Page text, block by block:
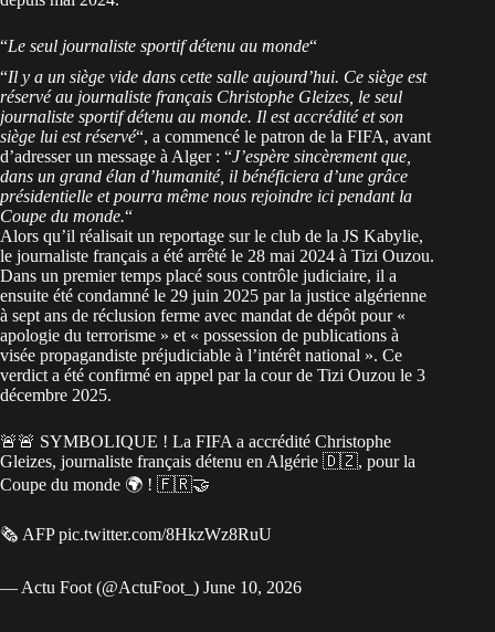
“Le seul journaliste sportif détenu au monde“
“Il y a un siège vide dans cette salle aujourd’hui. Ce siège est
réservé au journaliste français Christophe Gleizes, le seul
journaliste sportif détenu au monde. Il est accrédité et son
siège lui est réservé“, a commencé le patron de la FIFA, avant
d’adresser un message à Alger : “J’espère sincèrement que,
dans un grand élan d’humanité, il bénéficiera d’une grâce
présidentielle et pourra même nous rejoindre ici pendant la
Coupe du monde.“
Alors qu’il réalisait un reportage sur le club de la JS Kabylie,
le journaliste français a été arrêté le 28 mai 2024 à Tizi Ouzou.
Dans un premier temps placé sous contrôle judiciaire, il a
ensuite été condamné le 29 juin 2025 par la justice algérienne
à sept ans de réclusion ferme avec mandat de dépôt pour «
apologie du terrorisme » et « possession de publications à
visée propagandiste préjudiciable à l’intérêt national ». Ce
verdict a été confirmé en appel par la cour de Tizi Ouzou le 3
décembre 2025.
🚨🚨 SYMBOLIQUE ! La FIFA a accrédité Christophe
Gleizes, journaliste français détenu en Algérie 🇩🇿, pour la
Coupe du monde 🌍 ! 🇫🇷🤝
🗞️ AFPpic.twitter.com/8HkzWz8RuU
— Actu Foot (@ActuFoot_) June 10, 2026